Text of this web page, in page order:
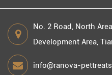
No. 2 Road, North
Development Area,
info@ranova-